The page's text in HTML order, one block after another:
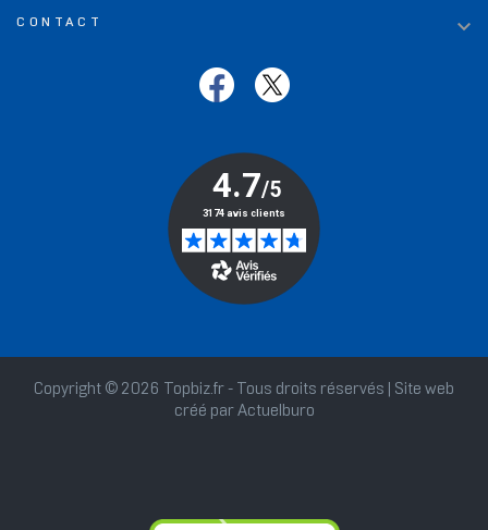
CONTACT 
Copyright © 2026 Topbiz.fr - Tous droits réservés | Site web
créé par Actuelburo